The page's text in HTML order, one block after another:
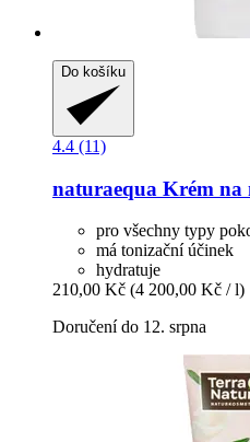
Do košíku
4.4 (11)
naturaequa Krém na
pro všechny typy
má tonizační účinek
hydratuje
210,00 Kč (4 200,00 Kč / l)
Doručení do 12. srpna